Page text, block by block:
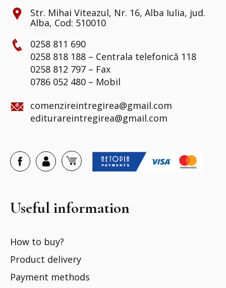
Str. Mihai Viteazul, Nr. 16, Alba Iulia, jud.
Alba, Cod: 510010
0258 811 690
0258 818 188 – Centrala telefonică 118
0258 812 797 – Fax
0786 052 480 – Mobil
comenzireintregirea@gmail.com
editurareintregirea@gmail.com
Useful information
How to buy?
Product delivery
Payment methods